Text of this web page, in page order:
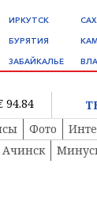
ИРКУТСК
БУРЯТИЯ
ЗАБАЙКАЛЬЕ
94.84
Фото
Ачинск